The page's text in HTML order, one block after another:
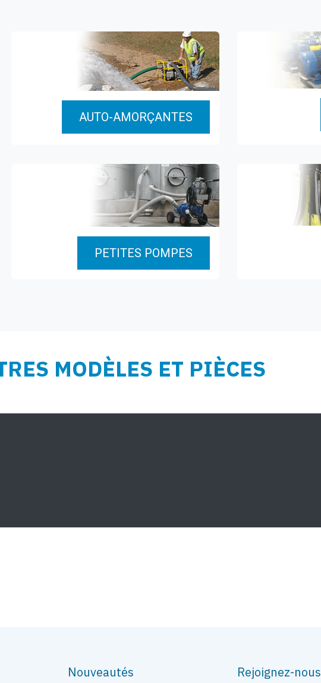
AUTO-AMORÇANTES
PETITES POMPES
MODÈLES ET PIÈCES
Nouveautés Rejoignez-nous